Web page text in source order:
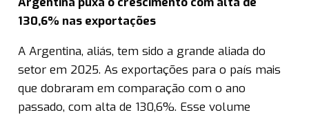
130,6% nas exportações
A Argentina, aliás, tem sido a grande aliada do
setor em 2025. As exportações para o país mais
que dobraram em comparação com o ano
passado, com alta de 130,6%. Esse volume